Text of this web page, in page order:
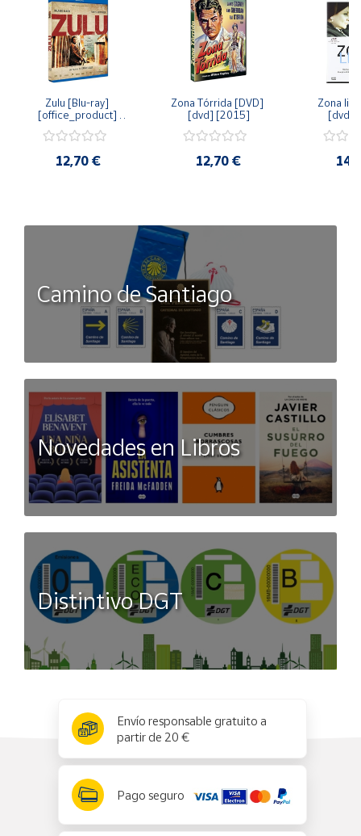
Zulu [Blu-ray]
[office_product]
12,70 €
Zona Tórrida [DVD]
[dvd] [2015]
12,70 €
Zona
[dvd]
Camino de Santiago
Novedades en Libros
Distintivo DGT
Envío responsable gratuito a
partir de 20 €
Pago seguro